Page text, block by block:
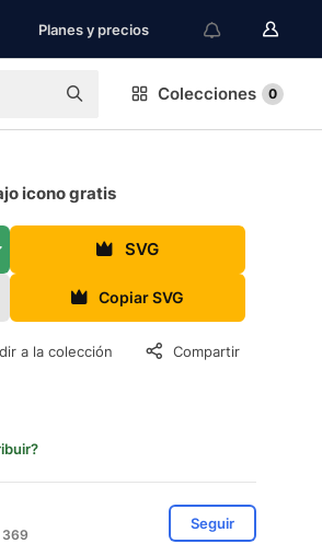
Planes y precios
Colecciones 0
icono gratis
SVG
Copiar SVG
a la colección Compartir
369
Seguir